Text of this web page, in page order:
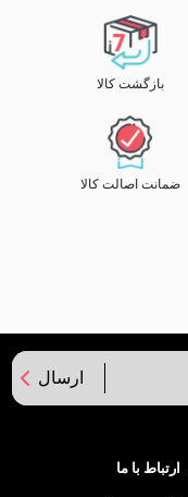
بازگشت کالا
ضمانت اصالت کالا
ارسال
ارتباط با ما